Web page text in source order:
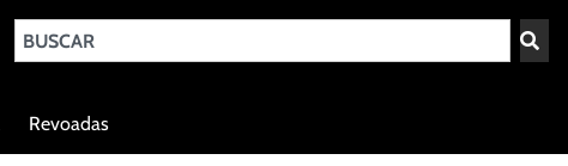
Revoadas